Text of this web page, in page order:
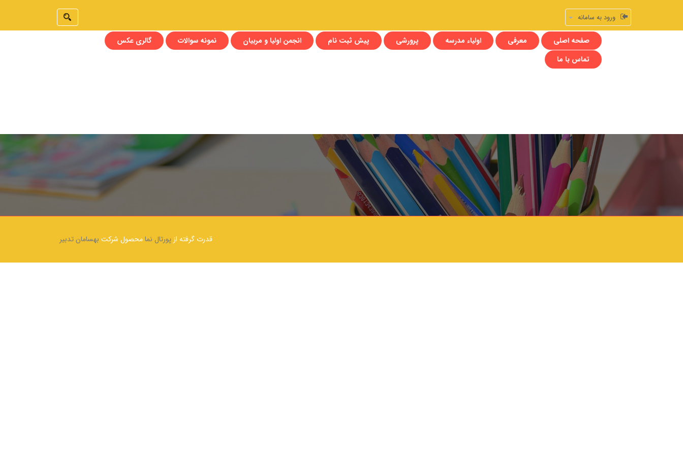
ورود به سامانه
صفحه اصلی معرفی اولیاء مدرسه پرورشی پیش ثبت نام انجمن اولیا و مربیان نمونه سوالات
گالری عکس
تماس با ما
قدرت گرفته از پورتال نمامحصول شرکت بهسامان تدبیر